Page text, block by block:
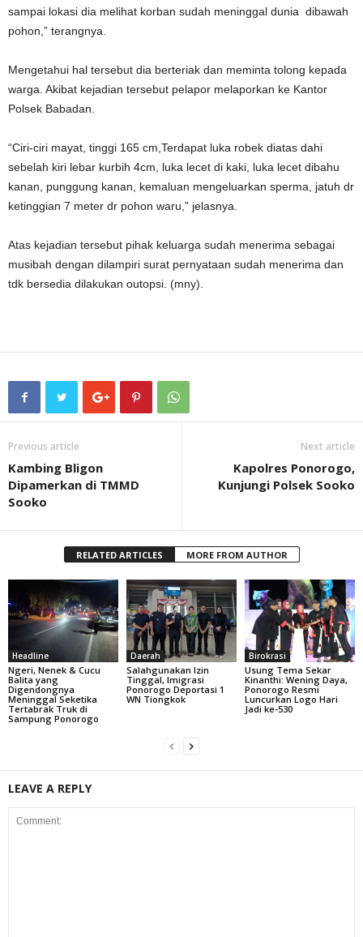
sampai lokasi dia melihat korban sudah meninggal dunia dibawah
pohon,” terangnya.
Mengetahui hal tersebut dia berteriak dan meminta tolong kepada
warga. Akibat kejadian tersebut pelapor melaporkan ke Kantor
Polsek Babadan.
“Ciri-ciri mayat, tinggi 165 cm,Terdapat luka robek diatas dahi
sebelah kiri lebar kurbih 4cm, luka lecet di kaki, luka lecet dibahu
kanan, punggung kanan, kemaluan mengeluarkan sperma, jatuh dr
ketinggian 7 meter dr pohon waru,” jelasnya.
Atas kejadian tersebut pihak keluarga sudah menerima sebagai
musibah dengan dilampiri surat pernyataan sudah menerima dan
tdk bersedia dilakukan outopsi. (mny).
Previous article
Kambing Bligon
Dipamerkan di TMMD
Sooko
Next article
Kapolres Ponorogo,
Kunjungi Polsek Sooko
RELATED ARTICLES MORE FROM AUTHOR
Headline
Ngeri, Nenek & Cucu
Balita yang
Digendongnya
Meninggal Seketika
Tertabrak Truk di
Sampung Ponorogo
Daerah
Salahgunakan Izin
Tinggal, Imigrasi
Ponorogo Deportasi 1
WN Tiongkok
Birokrasi
Usung Tema Sekar
Kinanthi: Wening Daya,
Ponorogo Resmi
Luncurkan Logo Hari
Jadi ke-530
LEAVE A REPLY